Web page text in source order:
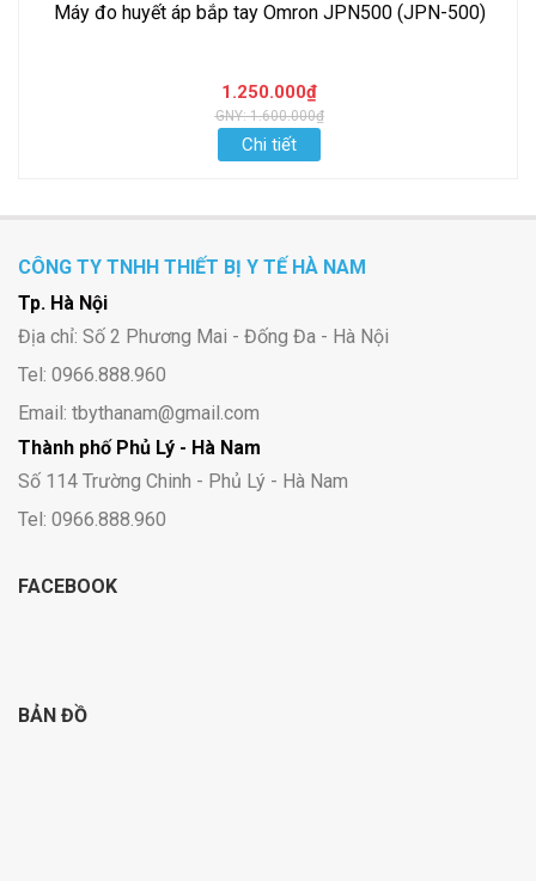
Máy đo huyết áp bắp tay Omron JPN500 (JPN-500)
1.250.000₫
GNY: 1.600.000₫
Chi tiết
CÔNG TY TNHH THIẾT BỊ Y TẾ HÀ NAM
Tp. Hà Nội
Địa chỉ: Số 2 Phương Mai - Đống Đa - Hà Nội
Tel: 0966.888.960
Email: tbythanam@gmail.com
Thành phố Phủ Lý - Hà Nam
Số 114 Trường Chinh - Phủ Lý - Hà Nam
Tel: 0966.888.960
FACEBOOK
BẢN ĐỒ